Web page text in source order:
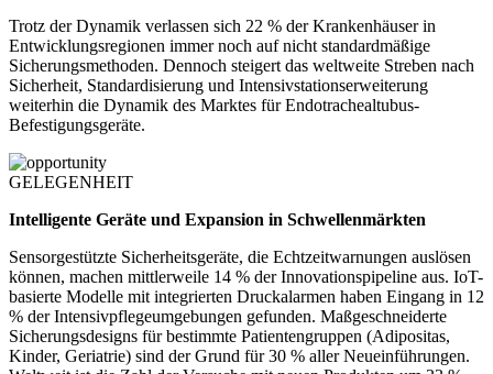
Trotz der Dynamik verlassen sich 22 % der Krankenhäuser in
Entwicklungsregionen immer noch auf nicht standardmäßige
Sicherungsmethoden. Dennoch steigert das weltweite Streben nach
Sicherheit, Standardisierung und Intensivstationserweiterung
weiterhin die Dynamik des Marktes für Endotrachealtubus-
Befestigungsgeräte.
GELEGENHEIT
Intelligente Geräte und Expansion in Schwellenmärkten
Sensorgestützte Sicherheitsgeräte, die Echtzeitwarnungen auslösen
können, machen mittlerweile 14 % der Innovationspipeline aus. IoT-
basierte Modelle mit integrierten Druckalarmen haben Eingang in 12
% der Intensivpflegeumgebungen gefunden. Maßgeschneiderte
Sicherungsdesigns für bestimmte Patientengruppen (Adipositas,
Kinder, Geriatrie) sind der Grund für 30 % aller Neueinführungen.